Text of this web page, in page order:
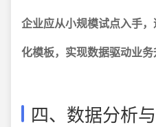
企业应从小规模试点入手
化模板，实现数据驱动业
四、数据分析